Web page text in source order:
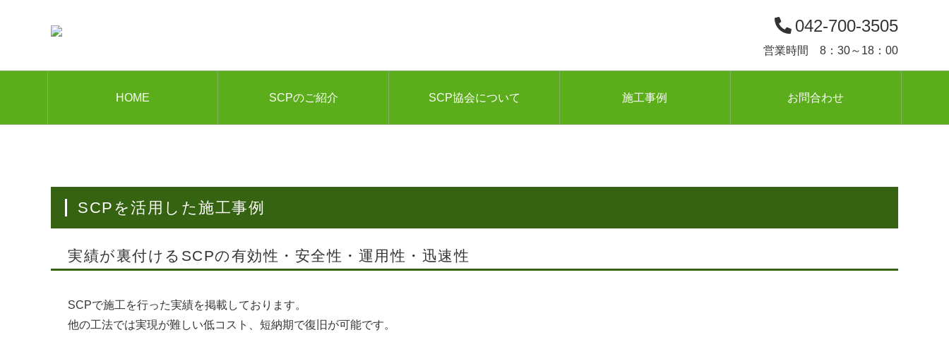
042-700-3505
営業時間 8：30～18：00
HOME SCPのご紹介 SCP協会について 施工事例 お問合わせ
SCPを活用した施工事例
実績が裏付けるSCPの有効性・安全性・運用性・迅速性
SCPで施工を行った実績を掲載しております。
他の工法では実現が難しい低コスト、短納期で復旧が可能です。